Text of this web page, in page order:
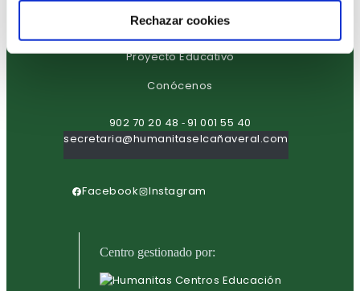
Rechazar cookies
Etapas Educativas
Proyecto Educativo
Conócenos
902 70 20 48 - 91 001 55 40
secretaria@humanitaselcañaveral.com
Facebook Instagram
Centro gestionado por: